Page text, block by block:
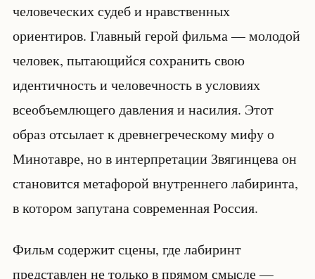
человеческих судеб и нравственных
ориентиров. Главный герой фильма — молодой
человек, пытающийся сохранить свою
идентичность и человечность в условиях
всеобъемлющего давления и насилия. Этот
образ отсылает к древнегреческому мифу о
Минотавре, но в интерпретации Звягинцева он
становится метафорой внутреннего лабиринта,
в котором запутана современная Россия.
Фильм содержит сцены, где лабиринт
представлен не только в прямом смысле —